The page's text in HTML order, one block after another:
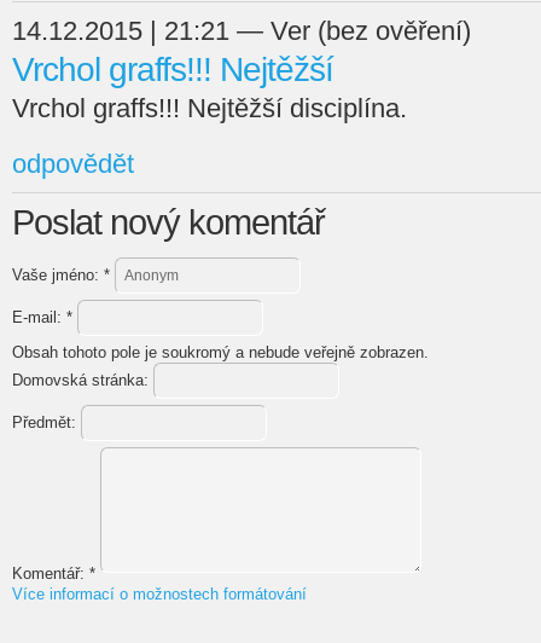
14.12.2015 | 21:21 — Ver (bez ověření)
Vrchol graffs!!! Nejtěžší
Vrchol graffs!!! Nejtěžší disciplína.
odpovědět
Poslat nový komentář
Vaše jméno: *
E-mail: *
Obsah tohoto pole je soukromý a nebude veřejně zobrazen.
Domovská stránka:
Předmět:
Komentář: *
Více informací o možnostech formátování